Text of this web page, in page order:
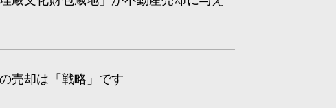
売却は「戦略」です